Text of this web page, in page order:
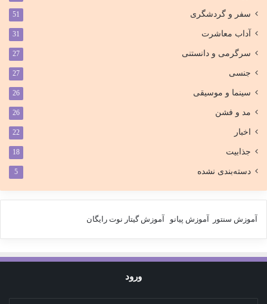
سفر و گردشگری 51
آداب معاشرت 31
سرگرمی و دانستنی 27
جنسی 27
سینما و موسیقی 26
مد و فشن 26
اخبار 22
جذابیت 18
دسته‌بندی نشده 5
آموزش سنتور آموزش پیانو آموزش گیتار نوت رایگان
ورود